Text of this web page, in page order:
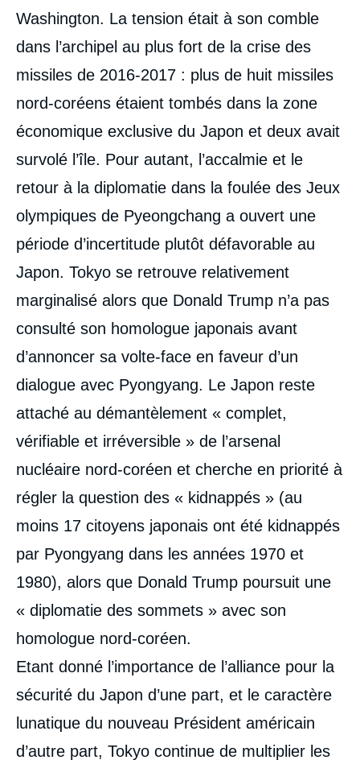
Washington. La tension était à son comble
dans l’archipel au plus fort de la crise des
missiles de 2016-2017 : plus de huit missiles
nord-coréens étaient tombés dans la zone
économique exclusive du Japon et deux avait
survolé l’île. Pour autant, l’accalmie et le
retour à la diplomatie dans la foulée des Jeux
olympiques de Pyeongchang a ouvert une
période d’incertitude plutôt défavorable au
Japon. Tokyo se retrouve relativement
marginalisé alors que Donald Trump n’a pas
consulté son homologue japonais avant
d’annoncer sa volte-face en faveur d’un
dialogue avec Pyongyang. Le Japon reste
attaché au démantèlement « complet,
vérifiable et irréversible » de l’arsenal
nucléaire nord-coréen et cherche en priorité à
régler la question des « kidnappés » (au
moins 17 citoyens japonais ont été kidnappés
par Pyongyang dans les années 1970 et
1980), alors que Donald Trump poursuit une
« diplomatie des sommets » avec son
homologue nord-coréen.
Etant donné l’importance de l’alliance pour la
sécurité du Japon d’une part, et le caractère
lunatique du nouveau Président américain
d’autre part, Tokyo continue de multiplier les